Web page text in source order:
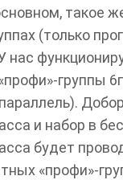
такое
(только
нас
группы
и набор в
будет
«профи»-